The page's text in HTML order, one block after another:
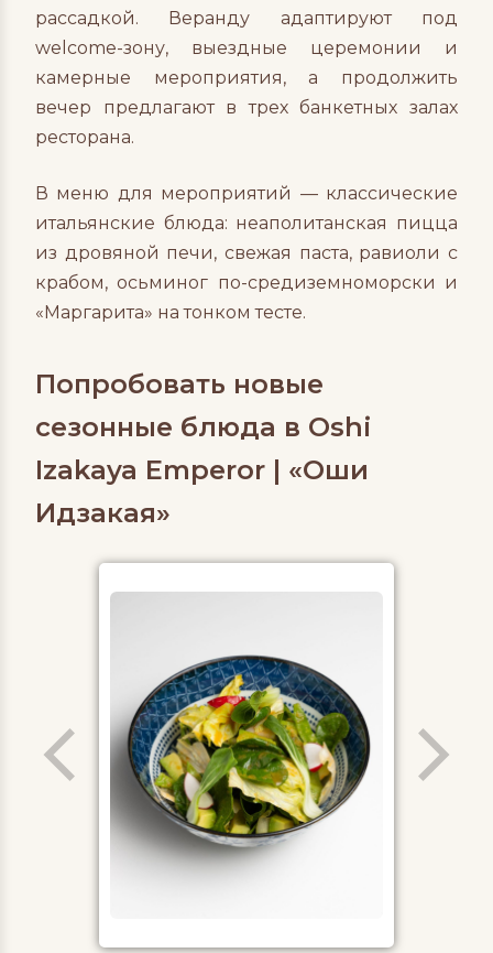
рассадкой. Веранду адаптируют под
welcome-зону, выездные церемонии и
камерные мероприятия, а продолжить
вечер предлагают в трех банкетных залах
ресторана.
В меню для мероприятий — классические
итальянские блюда: неаполитанская пицца
из дровяной печи, свежая паста, равиоли с
крабом, осьминог по-средиземноморски и
«Маргарита» на тонком тесте.
Попробовать новые
сезонные блюда в Oshi
Izakaya Emperor | «Оши
Идзакая»